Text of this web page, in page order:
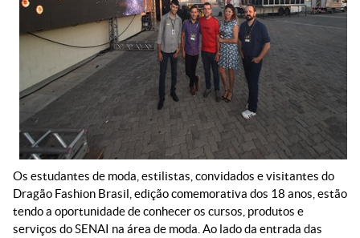
Os estudantes de moda, estilistas, convidados e visitantes do
Dragão Fashion Brasil, edição comemorativa dos 18 anos, estão
tendo a oportunidade de conhecer os cursos, produtos e
serviços do SENAI na área de moda. Ao lado da entrada das